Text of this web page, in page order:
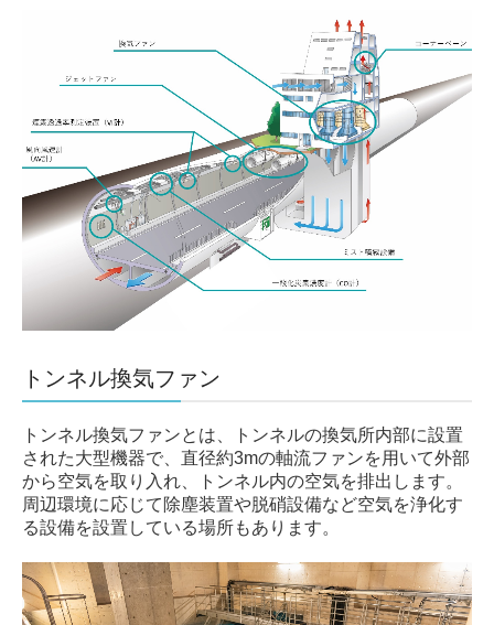
採用情報
新規協力会社登録
トンネル換気ファン
トンネル換気ファンとは、トンネルの換気所内部に設置
された大型機器で、直径約3mの軸流ファンを用いて外部
から空気を取り入れ、トンネル内の空気を排出します。
周辺環境に応じて除塵装置や脱硝設備など空気を浄化す
る設備を設置している場所もあります。